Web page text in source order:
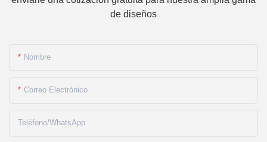
de diseños
Nombre
Correo Electrónico
Teléfono/WhatsApp